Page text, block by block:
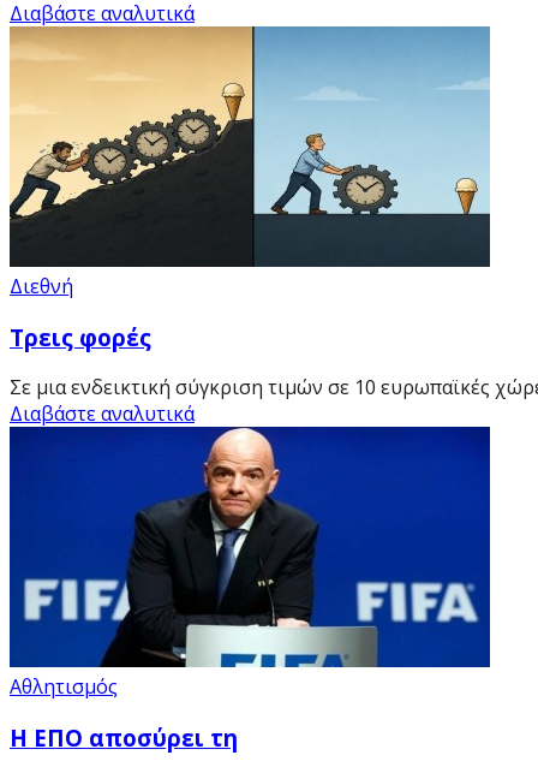
Διαβάστε αναλυτικά
Διεθνή
Τρεις φορές
Σε μια ενδεικτική σύγκριση τιμών σε 10 ευρωπαϊκές
Διαβάστε αναλυτικά
Αθλητισμός
Η ΕΠΟ αποσύρει τη